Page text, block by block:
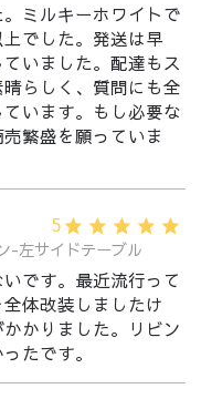
ミルキーホワイトで
でした。発送は早
いました。配達もス
らしく、質問にも全
います。もし必要な
繁盛を願っていま
5
-左サイドテーブル
です。最近流行って
体改装しましたけ
かりました。リビン
たです。